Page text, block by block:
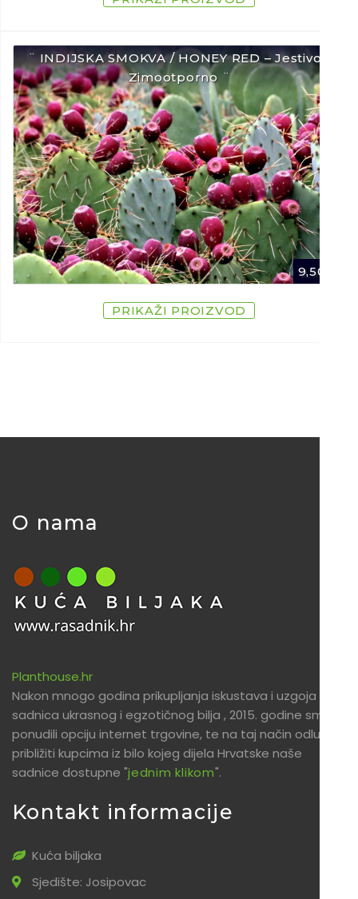
¨ INDIJSKA SMOKVA / HONEY RED – Jestivo /
Zimootporno ¨
9,50
PRIKAŽI PROIZVOD
O nama
Planthouse.hr
Nakon mnogo godina prikupljanja iskustava i uzgoja
sadnica ukrasnog i egzotičnog bilja , 2015. godine smo
ponudili opciju internet trgovine, te na taj način odlučili
približiti kupcima iz bilo kojeg dijela Hrvatske naše
sadnice dostupne "jednim klikom".
Kontakt informacije
Kuća biljaka
Sjedište: Josipovac